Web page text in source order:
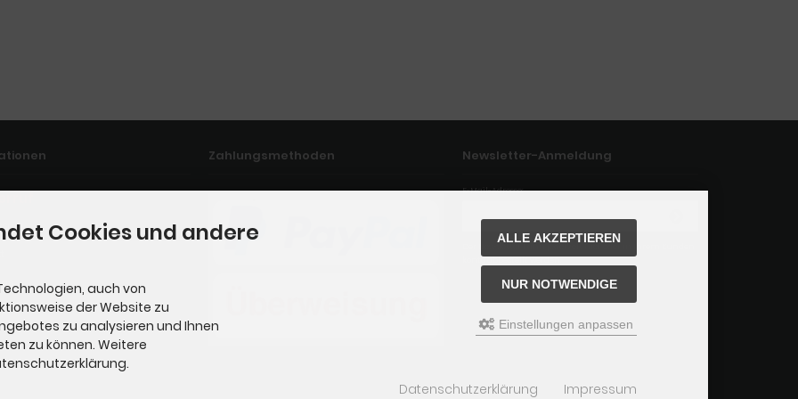
Zahlungsmethoden Newsletter-Anmeldung
E-Mail-Adresse:
konto abbestellt werden.
Cookies und andere
auch von
der Website zu
zu analysieren und Ihnen
zu können. Weitere
ALLE AKZEPTIEREN
NUR NOTWENDIGE
Einstellungen anpassen
Datenschutzerklärung Impressum